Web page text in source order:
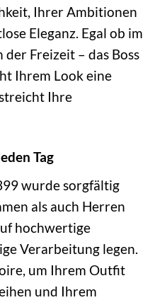
Ihrer Ambitionen
Eleganz. Egal ob im
Freizeit – das Boss
Ihrem Look eine
Ihre
Tag
wurde sorgfältig
als auch Herren
hochwertige
Verarbeitung legen.
um Ihrem Outfit
und Ihrem